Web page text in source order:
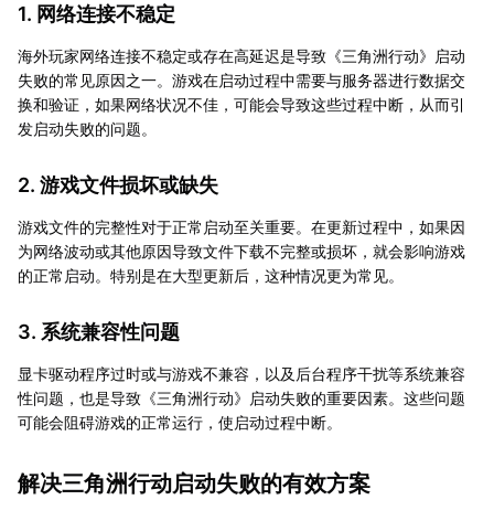
1. 网络连接不稳定
海外玩家网络连接不稳定或存在高延迟是导致《三角洲行动》启动
失败的常见原因之一。游戏在启动过程中需要与服务器进行数据交
换和验证，如果网络状况不佳，可能会导致这些过程中断，从而引
发启动失败的问题。
2. 游戏文件损坏或缺失
游戏文件的完整性对于正常启动至关重要。在更新过程中，如果因
为网络波动或其他原因导致文件下载不完整或损坏，就会影响游戏
的正常启动。特别是在大型更新后，这种情况更为常见。
3. 系统兼容性问题
显卡驱动程序过时或与游戏不兼容，以及后台程序干扰等系统兼容
性问题，也是导致《三角洲行动》启动失败的重要因素。这些问题
可能会阻碍游戏的正常运行，使启动过程中断。
解决三角洲行动启动失败的有效方案